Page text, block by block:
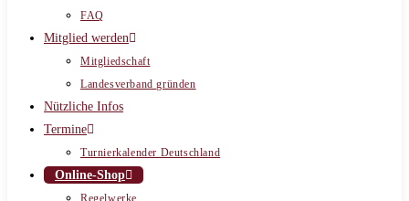
FAQ
Mitglied werden
Mitgliedschaft
Landesverband gründen
Nützliche Infos
Termine
Turnierkalender Deutschland
Online-Shop
Regelwerke